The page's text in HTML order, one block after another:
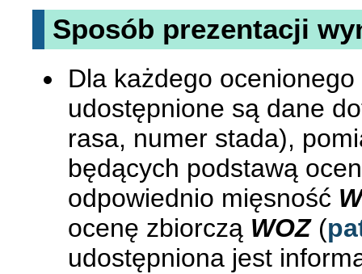
Sposób prezentacji
Dla każdego
udostępnione są dane
rasa, numer stada),
będących podstawą
odpowiednio mięsność
ocenę zbiorczą WOZ(
udostępniona jest